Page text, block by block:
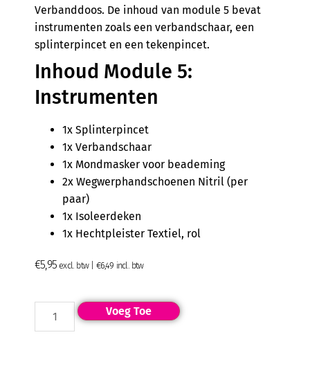
Verbanddoos. De inhoud van module 5 bevat
instrumenten zoals een verbandschaar, een
splinterpincet en een tekenpincet.
Inhoud Module 5:
Instrumenten
1x Splinterpincet
1x Verbandschaar
1x Mondmasker voor beademing
2x Wegwerphandschoenen Nitril (per
paar)
1x Isoleerdeken
1x Hechtpleister Textiel, rol
€5,95 excl. btw | €6,49 incl. btw
Voeg Toe